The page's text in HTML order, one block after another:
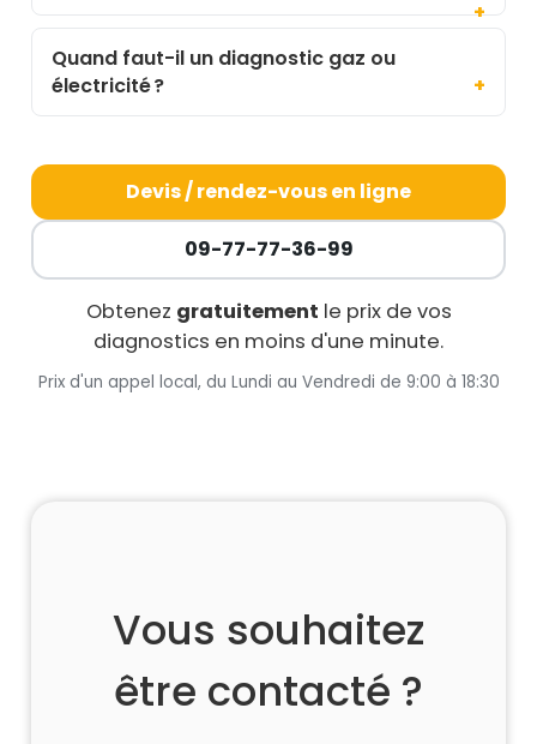
Quand faut-il un diagnostic gaz ou
électricité ?
Devis / rendez-vous en ligne
09-77-77-36-99
Obtenez gratuitement le prix de vos
diagnostics en moins d'une minute.
Prix d'un appel local, du Lundi au Vendredi de 9:00 à 18:30
Vous souhaitez
être contacté ?